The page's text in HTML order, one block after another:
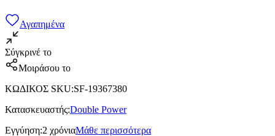
Αγαπημένα
Σύγκρινέ το
Μοιράσου το
ΚΩΔΙΚΟΣ SKU:SF-19367380
Κατασκευαστής:Double Power
Εγγύηση:2 χρόνιαΜάθε περισσότερα